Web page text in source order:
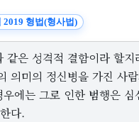
2019 형법(형사법)
같은 성격적 결함이라 할
의미의 정신병을 가진 사
에는 그로 인한 범행은 심
다.